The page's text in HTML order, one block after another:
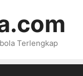
Terlengkap